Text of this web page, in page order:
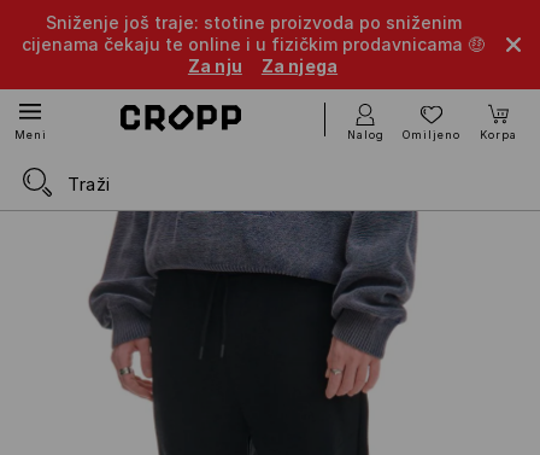
Sniženje još traje: stotine proizvoda po sniženim
cijenama čekaju te online i u fizičkim prodavnicama 🤑
Za nju
Za njega
Meni Nalog Omiljeno Korpa